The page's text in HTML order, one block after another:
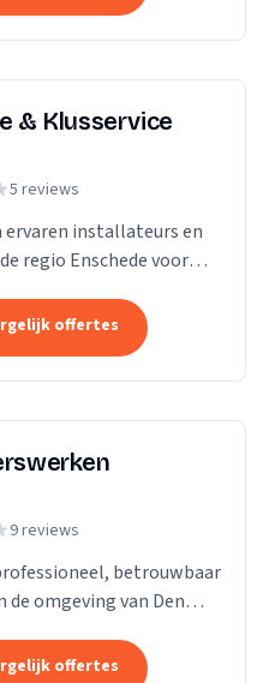
& Klusservice
5 reviews
installateurs en
regio Enschede voor
van sanitair, gas-
offertes
9 reviews
betrouwbaar
omgeving van Den
kunnen wij...
offertes